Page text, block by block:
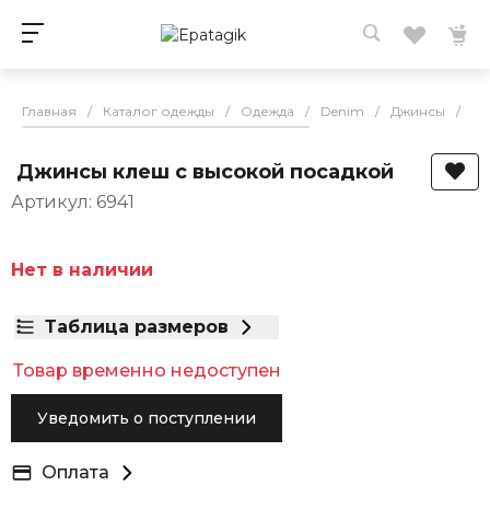
Главная / Каталог одежды / Одежда / Denim / Джинсы /
Джинсы клеш с высокой посадкой
Артикул: 6941
Нет в наличии
Таблица размеров
Товар временно недоступен
Уведомить о поступлении
Оплата